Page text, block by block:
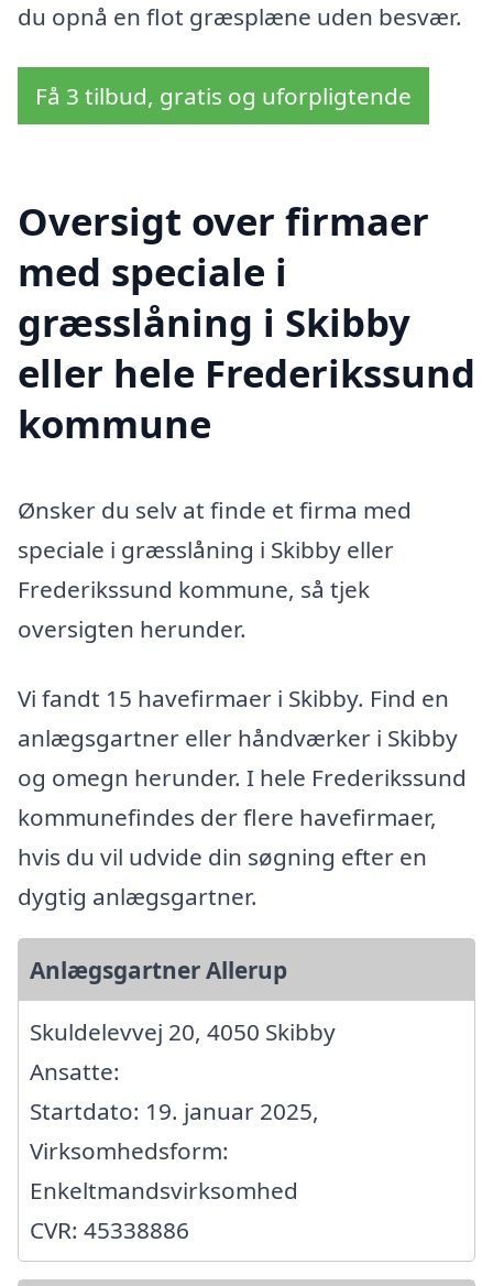
du opnå en flot græsplæne uden besvær.
Få 3 tilbud, gratis og uforpligtende
Oversigt over firmaer
med speciale i
græsslåning i Skibby
eller hele Frederikssund
kommune
Ønsker du selv at finde et firma med
speciale i græsslåning i Skibby eller
Frederikssund kommune, så tjek
oversigten herunder.
Vi fandt 15 havefirmaer i Skibby. Find en
anlægsgartner eller håndværker i Skibby
og omegn herunder. I hele Frederikssund
kommunefindes der flere havefirmaer,
hvis du vil udvide din søgning efter en
dygtig anlægsgartner.
Anlægsgartner Allerup
Skuldelevvej 20, 4050 Skibby
Ansatte:
Startdato: 19. januar 2025,
Virksomhedsform:
Enkeltmandsvirksomhed
CVR: 45338886